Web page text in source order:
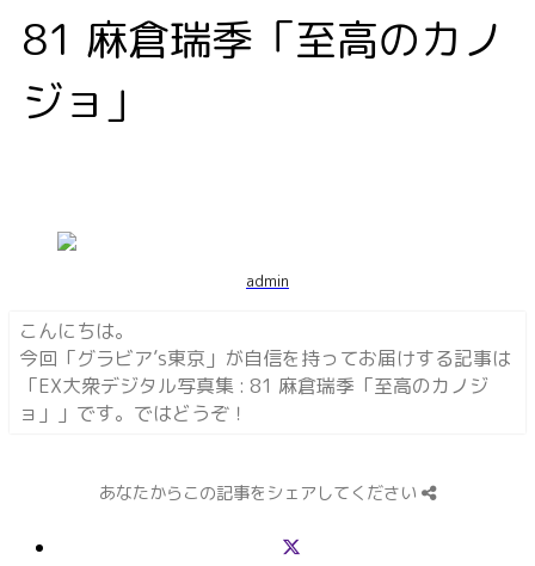
81 麻倉瑞季「至高のカノ
ジョ」
admin
こんにちは。
今回「グラビア’s東京 」が自信を持ってお届けする記事は
「EX大衆デジタル写真集 : 81 麻倉瑞季「至高のカノジ
ョ」
」です。ではどうぞ！
あなたからこの記事をシェアしてください